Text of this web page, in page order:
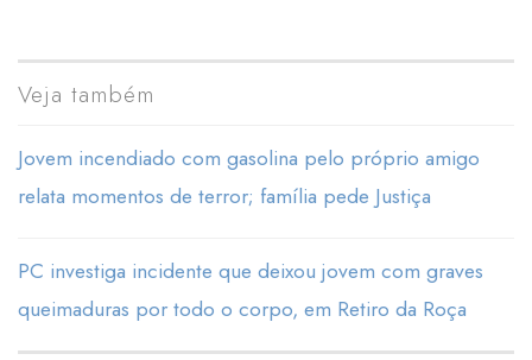
Veja também
Jovem incendiado com gasolina pelo próprio amigo
relata momentos de terror; família pede Justiça
PC investiga incidente que deixou jovem com graves
queimaduras por todo o corpo, em Retiro da Roça